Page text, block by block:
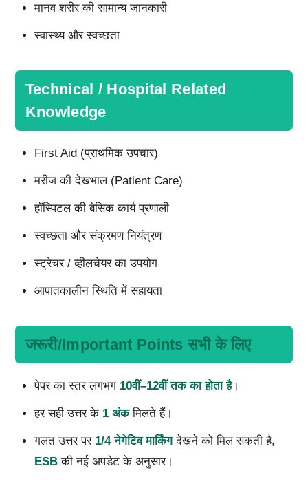
मानव शरीर की सामान्य जानकारी
स्वास्थ्य और स्वच्छता
Technical / Hospital Related
Knowledge
First Aid (प्राथमिक उपचार)
मरीज की देखभाल (Patient Care)
हॉस्पिटल की बेसिक कार्य प्रणाली
स्वच्छता और संक्रमण नियंत्रण
स्ट्रेचर / व्हीलचेयर का उपयोग
आपातकालीन स्थिति में सहायता
जरूरी/Important Points सभी के लिए
पेपर का स्तर लगभग 10वीं–12वीं तक का होता है।
हर सही उत्तर के 1 अंकमिलते हैं।
गलत उत्तर पर 1/4 नेगेटिव मार्किंगदेखने को मिल सकती है,
ESBकी नई अपडेट के अनुसार।